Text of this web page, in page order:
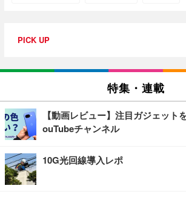
PICK UP
特集・連載
【動画レビュー】注目ガジェット
ouTubeチャンネル
10G光回線導入レポ